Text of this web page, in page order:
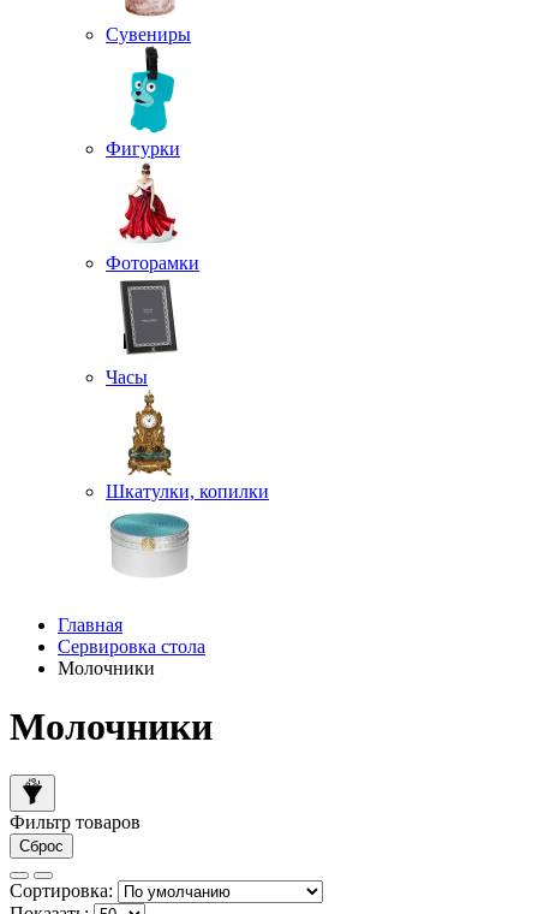
Сувениры
Фигурки
Фоторамки
Часы
Шкатулки, копилки
Главная
Сервировка стола
Молочники
Молочники
Фильтр товаров
Сброс
Сортировка: